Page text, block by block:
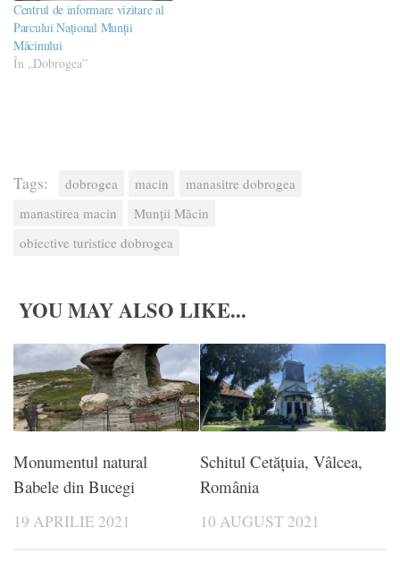
Centrul de informare vizitare al
Parcului Național Munții
Măcinului
În „Dobrogea”
Tags: dobrogea macin
manasitre dobrogea
manastirea macin
Munții Măcin
obiective turistice dobrogea
YOU MAY ALSO LIKE...
Monumentul natural
Babele din Bucegi
19 APRILIE 2021
Schitul Cetățuia, Vâlcea,
România
10 AUGUST 2021